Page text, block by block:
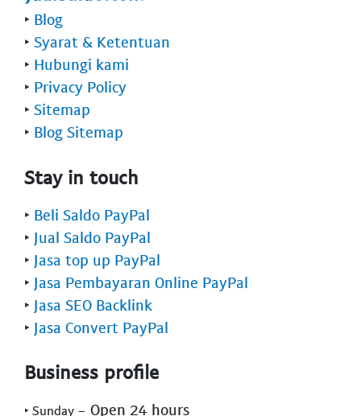
‣ Blog
‣ Syarat & Ketentuan
‣ Hubungi kami
‣ Privacy Policy
‣ Sitemap
‣ Blog Sitemap
Stay in touch
‣ Beli Saldo PayPal
‣ Jual Saldo PayPal
‣ Jasa top up PayPal
‣ Jasa Pembayaran Online PayPal
‣ Jasa SEO Backlink
‣ Jasa Convert PayPal
Business profile
‣ Sunday - Open 24 hours